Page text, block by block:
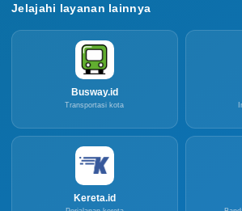
Jelajahi layanan lainnya
Busway.id
Transportasi kota
Kereta.id